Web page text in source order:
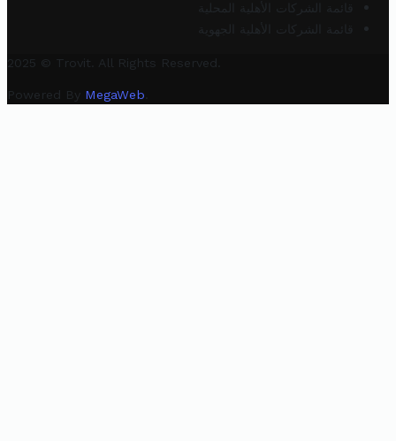
قائمة الشركات الأهلية المحلية
قائمة الشركات الأهلية الجهوية
2025 © Trovit. All Rights Reserved.
Powered By MegaWeb